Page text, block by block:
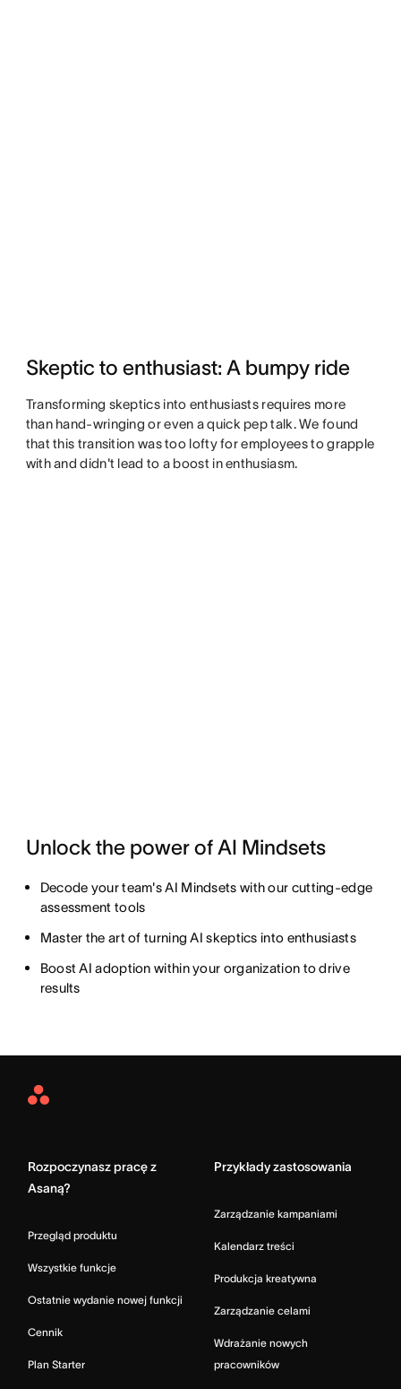
Skeptic to enthusiast: A bumpy ride
Transforming skeptics into enthusiasts requires more
than hand-wringing or even a quick pep talk. We found
that this transition was too lofty for employees to grapple
with and didn't lead to a boost in enthusiasm.
Unlock the power of AI Mindsets
Decode your team's AI Mindsets with our cutting-edge
assessment tools
Master the art of turning AI skeptics into enthusiasts
Boost AI adoption within your organization to drive
results
Asana
Rozpoczynasz pracę z
Asaną?
Przegląd produktu
Wszystkie funkcje
Ostatnie wydanie nowej funkcji
Cennik
Plan Starter
Przykłady zastosowania
Zarządzanie kampaniami
Kalendarz treści
Produkcja kreatywna
Zarządzanie celami
Wdrażanie nowych
pracowników